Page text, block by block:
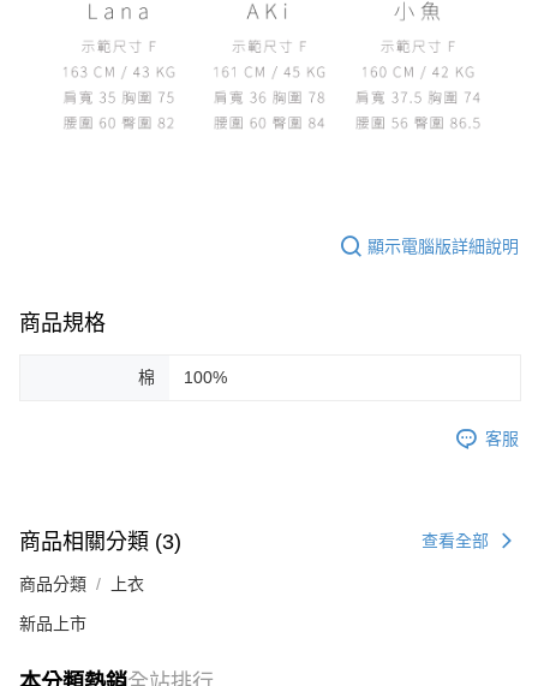
顯示電腦版詳細說明
商品規格
棉 100%
客服
商品相關分類 (3) 查看全部
商品分類 上衣
新品上市